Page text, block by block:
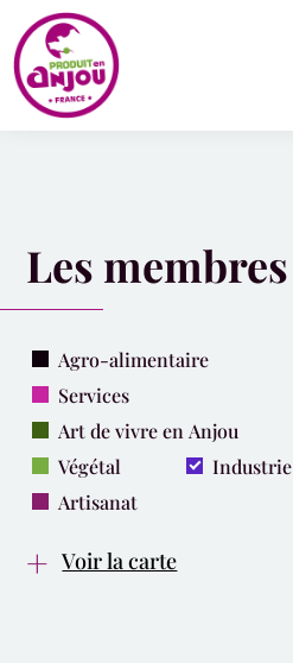
Les membres
Agro-alimentaire
Services
Art de vivre en Anjou
Végétal
Industrie
Artisanat
Voir la carte
Panneau de gestion des cookies